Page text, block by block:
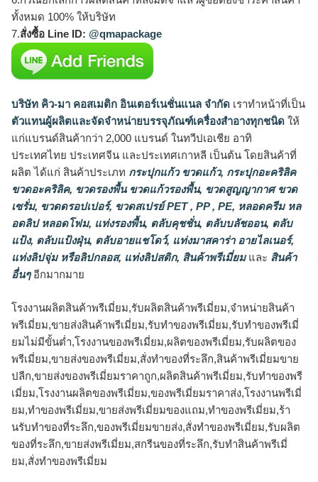
ทั้งหมด 100% ให้บริษัท
7.สั่งซื้อ Line ID: @qmapackage
บริษัท คิว-มา คอสเมติก อินเตอร์เนชั่นแนล จำกัด เราทำหน้าที่เป็น
ตัวแทนผู้ผลิตและจัดจำหน่ายบรรจุภัณฑ์เครื่องสำอางทุกชนิด ให้
แก่แบรนด์สินค้ากว่า 2,000 แบรนด์ ในทวีปเอเชีย อาทิ
ประเทศไทย ประเทศจีน และประเทศเกาหลี เป็นต้น โดยสินค้าที่
ผลิต ได้แก่ สินค้าประเภท กระปุกแก้ว ขวดแก้ว, กระปุกอะคริลิค
ขวดอะคริลิค, ขวดรองพื้น ขวดแก้วรองพื้น, ขวดสูญญากาศ ขวด
เซรั่ม, ขวดดรอปเปอร์, ขวดสเปรย์ PET , PP , PE, หลอดครีม หล
อดลิป หลอดโฟม, แท่งรองพื้น, ตลับคุชชั่น, ตลับบลัชออน, ตลับ
แป้ง, ตลับแป้งฝุ่น, ตลับอายแชโดว์, แท่งมาสคาร่า อายไลเนอร์,
แท่งลิปจุ่ม หรือลิปกลอส, แท่งลิปสติก, สินค้าพรีเมี่ยมและ สินค้า
อื่นๆอีกมากมาย
โรงงานผลิตสินค้าพรีเมี่ยม,รับผลิตสินค้าพรีเมี่ยม,จำหน่ายสินค้า
พรีเมี่ยม,ขายส่งสินค้าพรีเมี่ยม,รับทําของพรีเมี่ยม,รับทําของพรีเมี่
ยมไม่มีขั้นต่ำ,โรงงานของพรีเมี่ยม,ผลิตของพรีเมี่ยม,รับผลิตของ
พรีเมี่ยม,ขายส่งของพรีเมี่ยม,สั่งทําของที่ระลึก,สินค้าพรีเมี่ยมขาย
ปลีก,ขายส่งของพรีเมี่ยมราคาถูก,ผลิตสินค้าพรีเมี่ยม,รับทำของพรี
เมี่ยม,โรงงานผลิตของพรีเมี่ยม,ของพรีเมี่ยมราคาส่ง,โรงงานพรีเมี่
ยม,ทําของพรีเมี่ยม,ขายส่งพรีเมี่ยมของแถม,ทำของพรีเมี่ยม,ร้า
นรับทําของที่ระลึก,ของพรีเมี่ยมขายส่ง,สั่งทําของพรีเมี่ยม,รับผลิต
ของที่ระลึก,ขายส่งพรีเมี่ยม,สกรีนของที่ระลึก,รับทําสินค้าพรีเมี่
ยม,สั่งทำของพรีเมี่ยม